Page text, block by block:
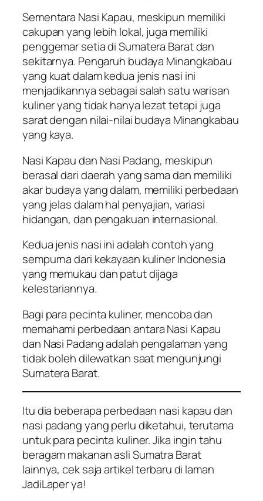
Sementara Nasi Kapau, meskipun memiliki
cakupan yang lebih lokal, juga memiliki
penggemar setia di Sumatera Barat dan
sekitarnya. Pengaruh budaya Minangkabau
yang kuat dalam kedua jenis nasi ini
menjadikannya sebagai salah satu warisan
kuliner yang tidak hanya lezat tetapi juga
sarat dengan nilai-nilai budaya Minangkabau
yang kaya.
Nasi Kapau dan Nasi Padang, meskipun
berasal dari daerah yang sama dan memiliki
akar budaya yang dalam, memiliki perbedaan
yang jelas dalam hal penyajian, variasi
hidangan, dan pengakuan internasional.
Kedua jenis nasi ini adalah contoh yang
sempurna dari kekayaan kuliner Indonesia
yang memukau dan patut dijaga
kelestariannya.
Bagi para pecinta kuliner, mencoba dan
memahami perbedaan antara Nasi Kapau
dan Nasi Padang adalah pengalaman yang
tidak boleh dilewatkan saat mengunjungi
Sumatera Barat.
Itu dia beberapa perbedaan nasi kapau dan
nasi padang yang perlu diketahui, terutama
untuk para pecinta kuliner. Jika ingin tahu
beragam makanan asli Sumatra Barat
lainnya, cek saja artikel terbaru di laman
JadiLaper ya!